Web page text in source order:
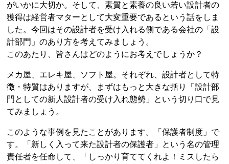
がいかに大切か。そして、素質と素養の良い若い設計者の
獲得は経営者マターとして大変重要であるという話をしま
した。今回はその設計者を受け入れる側である会社の「設
計部門」のあり方を考えてみましょう。
このあたり、皆さんはどのようにお考えでしょうか？
メカ屋、エレキ屋、ソフト屋。それぞれ、設計者として特
徴・特質はありますが、まずはもっと大きな括り「設計部
門としての新人設計者の受け入れ態勢」という切り口で見
てみましょう。
このような事例を見たことがあります。「保護者制度」で
す。「新しく入って来た設計者の保護者」という名の管理
責任者を任命して、「しっかり育ててくれよ！ミスしたら